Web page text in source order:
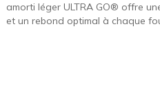
amorti léger ULTRA GO® offre
et un rebond optimal à chaque